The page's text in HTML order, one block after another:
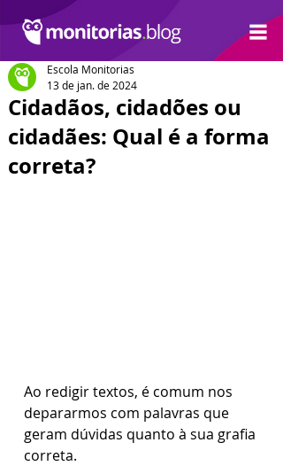
Cidadãos, cidadões ou
cidadães: Qual é a forma
correta?
Escola Monitorias
13 de jan. de 2024
Ao redigir textos, é comum nos
depararmos com palavras que
geram dúvidas quanto à sua grafia
correta.